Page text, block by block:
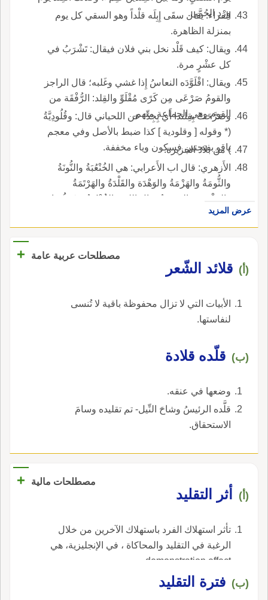
وِرْدِ الحُمَّى.
الفراء: يقال سقَى إِبِلَه قلْداً وهو السقي كل يوم
بمنزلة الظاهرة.
ويقال: كيف قَلْد نخل بني فلان فيقال: تَشْرَبُ في
كل عشْرٍ مرة.
ويقال: اقْلَوَّدَه النعاسُ إِذا غشي وغَلبه؛ قال الراجز
والقومُ صَرْعَى مِن كَرًى مُقْلَوِّ والقِلد: الرُّفْقَة من
القوم وهي الجماعة منهم.
وصَرَّحَتْ بِقِلندا أَي بِجِدٍّ؛ عن اللحياني قال: وقُلُودِيَّةُ
(* وقوله [ وقلودية ] كذا ضبط بالأصل وفي معجم
ياقو بفتحتين فسكون وياء مخففة.
) من بلاد الجزيرة.
الأَزهري: قال اب الأَعرابي: هي الخُنْعُبَةُ والنُّونَةُ
والثُّومَةُ والهَزْمَةُ والوَهْدَة والقَلْدَةُ والهَرْتَمَةُ
والحَِثْرَمِة والعَرْتَمَةُ؛ قال الليث الخُنْعُبَةُ مَشَقُّ ما
بين الشاربين بِحيال الوَتَرة.عرض المزيد
مصطلحات عربية عامة +
(أ) قلائد الشّعر
الأبيات التي لا تزال محفوظة باقية لا تُنسى
لنفاستها.
(ب) قلّده قلادة
وضعها في عنقه.
قلَّده الرئيسُ وشاحَ النِّيل- تم تقليده وسامَ
الاستحقاق.
مصطلحات مالية +
(أ) أثر التقليد
تأثر استهلاك الفرد باستهلاك الآخرين من خلال
الرغبة في التقليد والمحاكاة ، في الإنجليزية، هي
demonstration effect.
(ب) فترة التقليد